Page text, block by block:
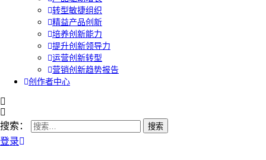
转型敏捷组织
精益产品创新
培养创新能力
提升创新领导力
运营创新转型
营销创新趋势报告
创作者中心
搜索：
登录